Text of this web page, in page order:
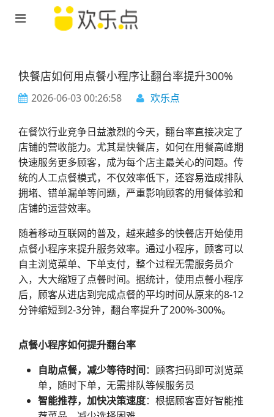
快餐店如何用点餐小程序让翻台率提升300%
2026-06-03 00:26:58 欢乐点
在餐饮行业竞争日益激烈的今天，翻台率直接决定了
店铺的营收能力。尤其是快餐店，如何在用餐高峰期
快速服务更多顾客，成为每个店主最关心的问题。传
统的人工点餐模式，不仅效率低下，还容易造成排队
拥堵、错单漏单等问题，严重影响顾客的用餐体验和
店铺的运营效率。
随着移动互联网的普及，越来越多的快餐店开始使用
点餐小程序来提升服务效率。通过小程序，顾客可以
自主浏览菜单、下单支付，整个过程无需服务员介
入，大大缩短了点餐时间。据统计，使用点餐小程序
后，顾客从进店到完成点餐的平均时间从原来的8-12
分钟缩短到2-3分钟，翻台率提升了200%-300%。
点餐小程序如何提升翻台率
自助点餐，减少等待时间：顾客扫码即可浏览菜
单，随时下单，无需排队等候服务员
智能推荐，加快决策速度：根据顾客喜好智能推